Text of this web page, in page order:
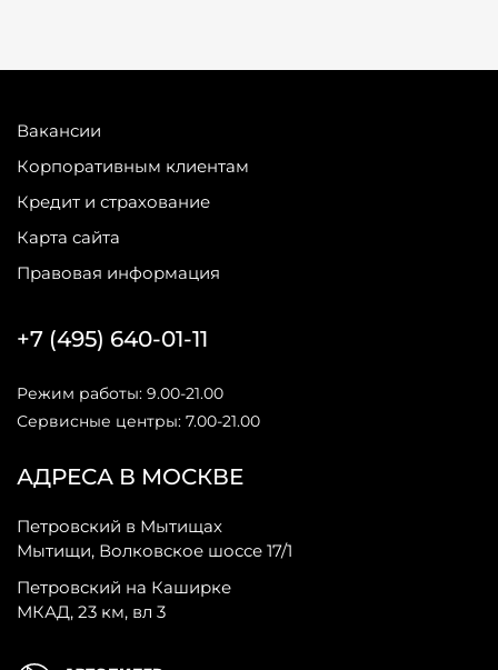
Вакансии
Корпоративным клиентам
Кредит и страхование
Карта сайта
Правовая информация
АДРЕСА В МОСКВЕ
Петровский в Мытищах
Мытищи, Волковское шоссе 17/1
Петровский на Каширке
МКАД, 23 км, вл 3
+7 (495) 640-01-11
Режим работы: 9.00-21.00
Сервисные центры: 7.00-21.00